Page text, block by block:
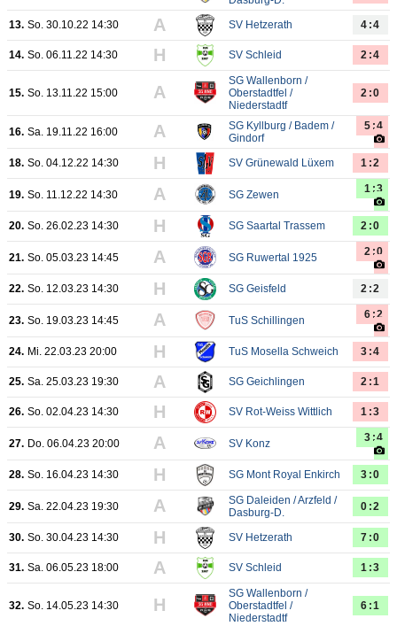
13. So. 30.10.22 14:30 A SV Hetzerath 4:4
14. So. 06.11.22 14:30 H SV Schleid 2:4
15. So. 13.11.22 15:00 A
SG Wallenborn /
Oberstadtfel /
Niederstadtf
2:0
16. Sa. 19.11.22 16:00 A
SG Kyllburg / Badem /
Gindorf
5:4
18. So. 04.12.22 14:30 H SV Grünewald Lüxem 1:2
19. So. 11.12.22 14:30 A SG Zewen 1:3
20. So. 26.02.23 14:30 H SG Saartal Trassem 2:0
21. So. 05.03.23 14:45 A SG Ruwertal 1925 2:0
22. So. 12.03.23 14:30 H SG Geisfeld 2:2
23. So. 19.03.23 14:45 A TuS Schillingen 6:2
24. Mi. 22.03.23 20:00 H TuS Mosella Schweich 3:4
25. Sa. 25.03.23 19:30 A SG Geichlingen 2:1
26. So. 02.04.23 14:30 H SV Rot-Weiss Wittlich 1:3
27. Do. 06.04.23 20:00 A SV Konz 3:4
28. So. 16.04.23 14:30 H SG Mont Royal Enkirch 3:0
29. Sa. 22.04.23 19:30 A
SG Daleiden / Arzfeld /
Dasburg-D.
0:2
30. So. 30.04.23 14:30 H SV Hetzerath 7:0
31. Sa. 06.05.23 18:00 A SV Schleid 1:3
32. So. 14.05.23 14:30 H
SG Wallenborn /
Oberstadtfel /
Niederstadtf
6:1